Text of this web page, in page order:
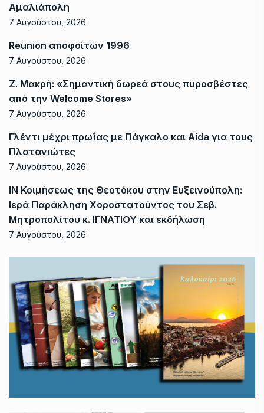
Αμαλιάπολη
7 Αυγούστου, 2026
Reunion αποφοίτων 1996
7 Αυγούστου, 2026
Ζ. Μακρή: «Σημαντική δωρεά στους πυροσβέστες
από την Welcome Stores»
7 Αυγούστου, 2026
Γλέντι μέχρι πρωΐας με Πάγκαλο και Aida για τους
Πλατανιώτες
7 Αυγούστου, 2026
ΙΝ Κοιμήσεως της Θεοτόκου στην Ευξεινούπολη:
Ιερά Παράκληση Χοροστατούντος του Σεβ.
Μητροπολίτου κ. ΙΓΝΑΤΙΟΥ και εκδήλωση
7 Αυγούστου, 2026